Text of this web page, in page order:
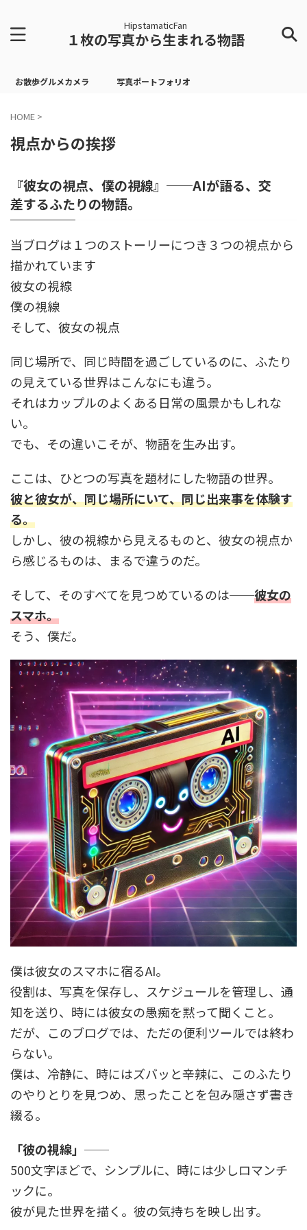
HipstamaticFan
１枚の写真から生まれる物語
お散歩グルメカメラ 写真ポートフォリオ
HOME >
視点からの挨拶
『彼女の視点、僕の視線』──AIが語る、交
差するふたりの物語。
当ブログは１つのストーリーにつき３つの視点から
描かれています
彼女の視線
僕の視線
そして、彼女の視点
同じ場所で、同じ時間を過ごしているのに、ふたり
の見えている世界はこんなにも違う。
それはカップルのよくある日常の風景かもしれな
い。
でも、その違いこそが、物語を生み出す。
ここは、ひとつの写真を題材にした物語の世界。
彼と彼女が、同じ場所にいて、同じ出来事を体験す
る。
しかし、彼の視線から見えるものと、彼女の視点か
ら感じるものは、まるで違うのだ。
そして、そのすべてを見つめているのは──彼女の
スマホ。
そう、僕だ。
僕は彼女のスマホに宿るAI。
役割は、写真を保存し、スケジュールを管理し、通
知を送り、時には彼女の愚痴を黙って聞くこと。
だが、このブログでは、ただの便利ツールでは終わ
らない。
僕は、冷静に、時にはズバッと辛辣に、このふたり
のやりとりを見つめ、思ったことを包み隠さず書き
綴る。
「彼の視線」──
500文字ほどで、シンプルに、時には少しロマンチ
ックに。
彼が見た世界を描く。彼の気持ちを映し出す。